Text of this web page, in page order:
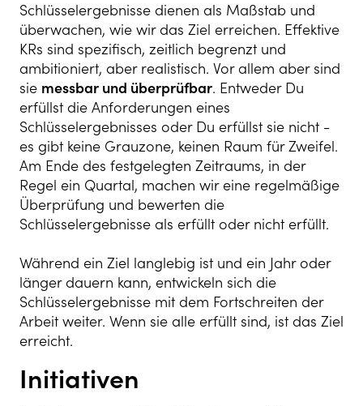
Schlüsselergebnisse dienen als Maßstab und
überwachen, wie wir das Ziel erreichen. Effektive
KRs sind spezifisch, zeitlich begrenzt und
ambitioniert, aber realistisch. Vor allem aber sind
sie messbar und überprüfbar. Entweder Du
erfüllst die Anforderungen eines
Schlüsselergebnisses oder Du erfüllst sie nicht -
es gibt keine Grauzone, keinen Raum für Zweifel.
Am Ende des festgelegten Zeitraums, in der
Regel ein Quartal, machen wir eine regelmäßige
Überprüfung und bewerten die
Schlüsselergebnisse als erfüllt oder nicht erfüllt.
Während ein Ziel langlebig ist und ein Jahr oder
länger dauern kann, entwickeln sich die
Schlüsselergebnisse mit dem Fortschreiten der
Arbeit weiter. Wenn sie alle erfüllt sind, ist das Ziel
erreicht.
Initiativen